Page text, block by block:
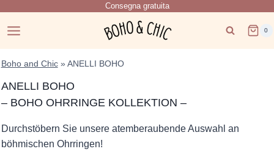
contenuto
Consegna gratuita
0
Boho and Chic» ANELLI BOHO
ANELLI BOHO
– BOHO OHRRINGE KOLLEKTION –
Durchstöbern Sie unsere atemberaubende Auswahl an
böhmischen Ohrringen!